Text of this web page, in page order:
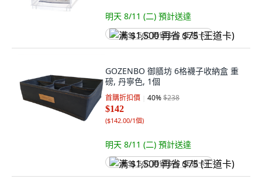
明天 8/11 (二) 預計送達
满 $1,500 再省 $75 (王道卡)
GOZENBO 御膳坊 6格襪子收納盒 重
磅, 丹寧色, 1個
首購折扣價 40%$238
$142
($142.00/1個)
明天 8/11 (二) 預計送達
满 $1,500 再省 $75 (王道卡)